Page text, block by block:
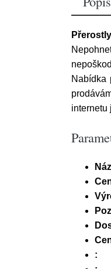
internetu
: